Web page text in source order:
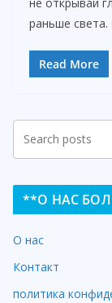
не открывай
раньше
Read More
**О НАС
О нас
Контакт
политика